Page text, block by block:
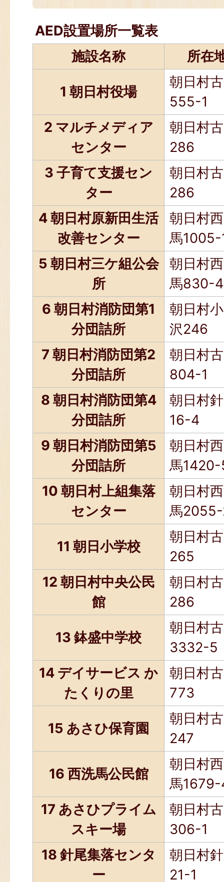
AED設置場所一覧表
施設名称
所在
1 朝日村役場
朝日村
555-1
2 マルチメディア
センター
朝日村
286
3 子育て支援セン
ター
朝日村
286
4 朝日村原新田生活
改善センター
朝日村
馬1005-
5 朝日村三ケ組公会
所
朝日村
馬830-4
6 朝日村消防団第1
分団詰所
朝日村
沢246
7 朝日村消防団第2
分団詰所
朝日村
804-1
8 朝日村消防団第4
分団詰所
朝日村
16-4
9 朝日村消防団第5
分団詰所
朝日村
馬
10 朝日村上組集落
センター
朝日村
馬
11 朝日小学校
朝日村
265
12 朝日村中央公民
館
朝日村
286
13 鉢盛中学校
朝日村
3332-5
14 デイサービス か
たくりの里
朝日村
773
15 あさひ保育園
朝日村
247
16 西洗馬公民館
朝日村
馬
17 あさひプライム
スキー場
朝日村
306-1
18 針尾集落センタ
ー
朝日村
21-1